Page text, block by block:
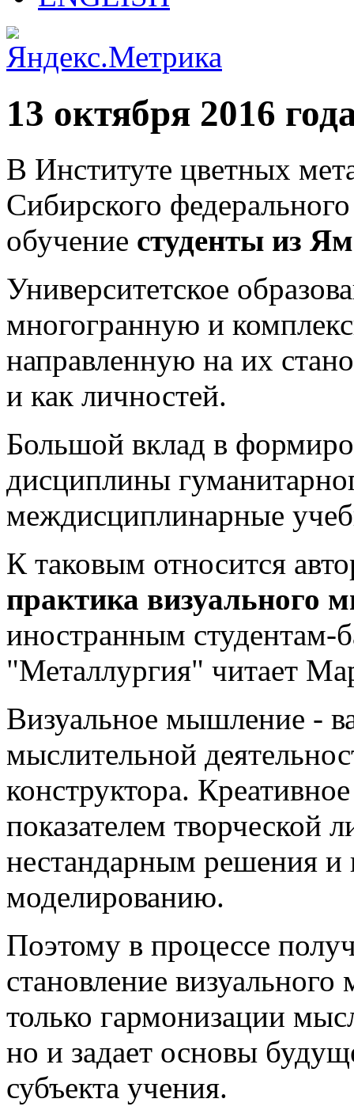
13 октября 2016
В Институте цветных
Сибирского
обучение студенты из
Университетское
многогранную и
направленную на их
и как личностей.
Большой вклад в
дисциплины
междисциплинарные
К таковым относится
практика визуального
иностранным студентам-
"Металлургия" читает
Визуальное мышление -
мыслительной
конструктора.
показателем творческой
нестандарным решения
моделированию.
Поэтому в процессе
становление
только гармонизации
но и задает основы
субъекта учения.